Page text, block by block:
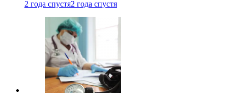
2 года спустя2 года спустя